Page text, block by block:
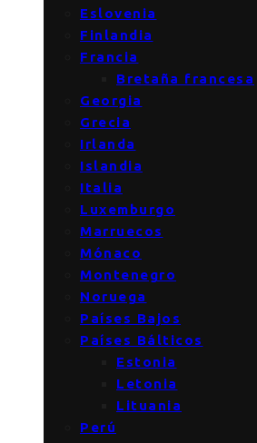
Eslovenia
Finlandia
Francia
Bretaña francesa
Georgia
Grecia
Irlanda
Islandia
Italia
Luxemburgo
Marruecos
Mónaco
Montenegro
Noruega
Países Bajos
Países Bálticos
Estonia
Letonia
Lituania
Perú